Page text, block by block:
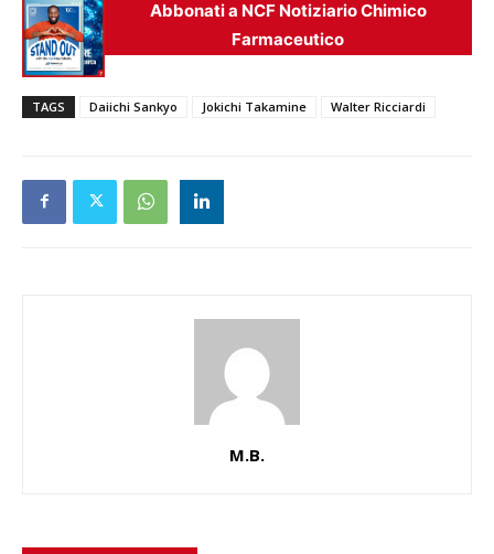
Abbonati a NCF Notiziario Chimico
Farmaceutico
TAGS Daiichi Sankyo Jokichi Takamine Walter Ricciardi
M.B.